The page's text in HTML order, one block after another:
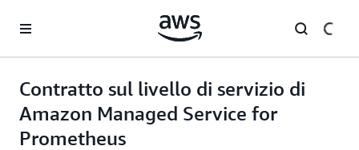
Contratto sul livello di servizio di
Amazon Managed Service for
Prometheus